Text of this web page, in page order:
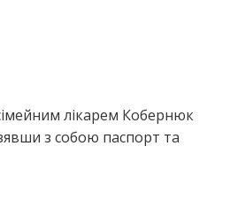
лікарем Кобернюк
з собою паспорт та